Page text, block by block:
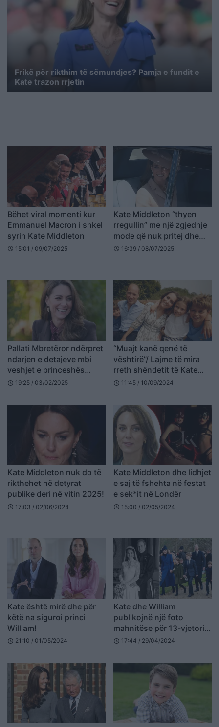
Frikë për rikthim të sëmundjes? Pamja e fundit e
Kate trazon rrjetin
Bëhet viral momenti kur
Emmanuel Macron i shkel
syrin Kate Middleton
schedule 15:01 / 09/07/2025
Kate Middleton “thyen
rregullin” me një zgjedhje
mode që nuk pritej dhe
pas saj fshihet një
schedule 16:39 / 08/07/2025
Pallati Mbretëror ndërpret
ndarjen e detajeve mbi
veshjet e princeshës
Middleton
schedule 19:25 / 03/02/2025
“Muajt kanë qenë të
vështirë”/ Lajme të mira
rreth shëndetit të Kate
Middleton
schedule 11:45 / 10/09/2024
Kate Middleton nuk do të
rikthehet në detyrat
publike deri në vitin 2025!
schedule 17:03 / 02/06/2024
Kate Middleton dhe lidhjet
e saj të fshehta në festat
e sek*it në Londër
schedule 15:00 / 02/05/2024
Kate është mirë dhe për
këtë na siguroi princi
William!
schedule 21:10 / 01/05/2024
Kate dhe William
publikojnë një foto
mahnitëse për 13-vjetorin
e martesës
schedule 17:44 / 29/04/2024